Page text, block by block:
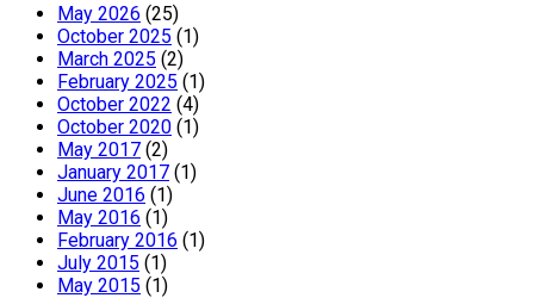
May 2026 (25)
October 2025 (1)
March 2025 (2)
February 2025 (1)
October 2022 (4)
October 2020 (1)
May 2017 (2)
January 2017 (1)
June 2016 (1)
May 2016 (1)
February 2016 (1)
July 2015 (1)
May 2015 (1)